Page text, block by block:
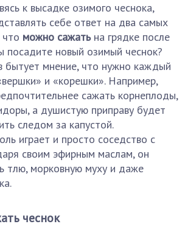
к высадке озимого чеснока,
себе ответ на два самых
что можно сажатьна грядке после
посадите новый озимый чеснок?
бытует мнение, что нужно каждый
и «корешки». Например,
сажать корнеплоды,
а душистую приправу будет
следом за капустой.
играет и просто соседство с
своим эфирным маслам, он
тлю, морковную муху и даже
чеснок